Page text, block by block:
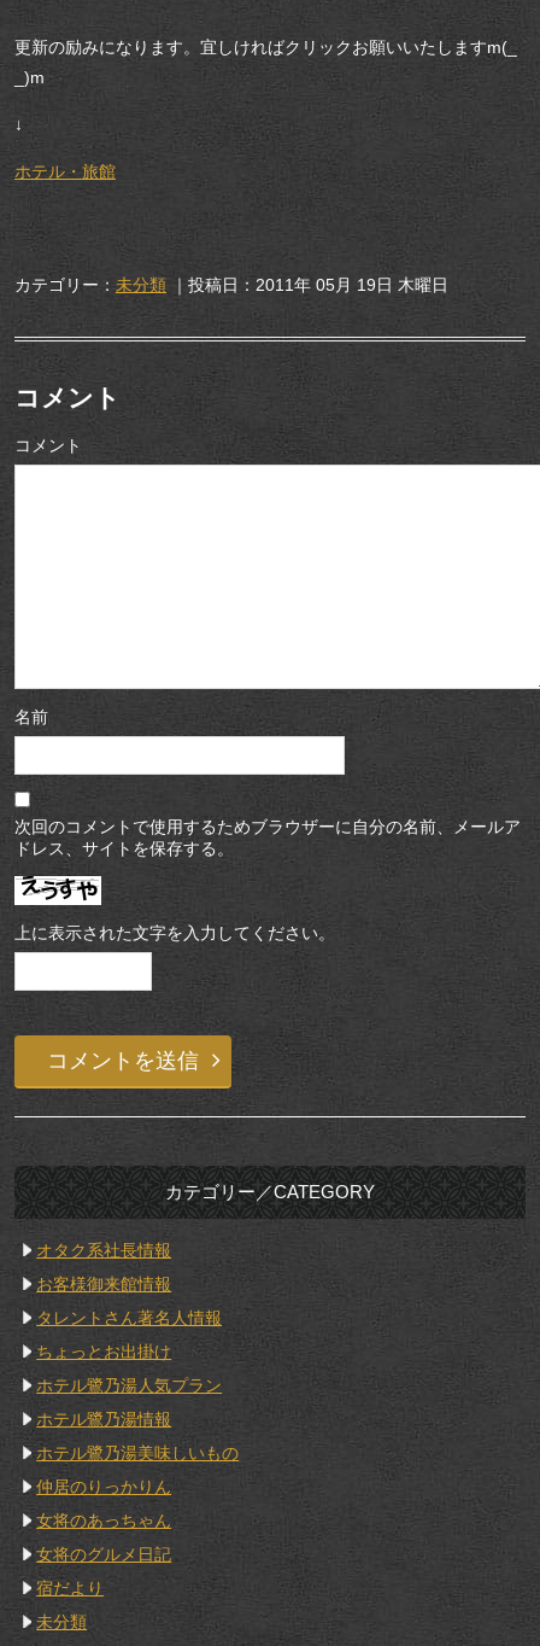
更新の励みになります。宜しければクリックお願いいたしますm(_
_)m
↓
ホテル・旅館
カテゴリー：未分類 ｜投稿日：2011年 05月 19日 木曜日
コメント
コメント
名前
次回のコメントで使用するためブラウザーに自分の名前、メールア
ドレス、サイトを保存する。
上に表示された文字を入力してください。
カテゴリー／CATEGORY
オタク系社長情報
お客様御来館情報
タレントさん著名人情報
ちょっとお出掛け
ホテル鷺乃湯人気プラン
ホテル鷺乃湯情報
ホテル鷺乃湯美味しいもの
仲居のりっかりん
女将のあっちゃん
女将のグルメ日記
宿だより
未分類